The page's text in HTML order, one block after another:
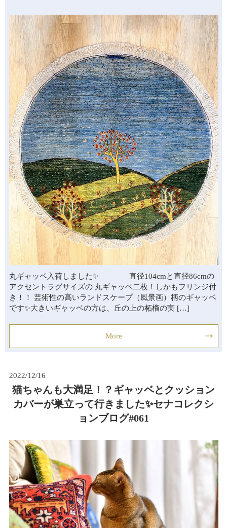
丸ギャッベ入荷しました✨ 直径104cmと直径86cmの
アクセントラグサイズの 丸ギャッベ二枚！しかもフリンジ付
き！！ 芸術性の高いランドスケープ（風景画）柄のギャッベ
です✨大きいギャッベの方は、丘の上の柘榴の実 […]
More
2022/12/16
猫ちゃんも大満足！？ギャッベとクッション
カバーが巣立って行きました✨セナコレクシ
ョンブログ#061